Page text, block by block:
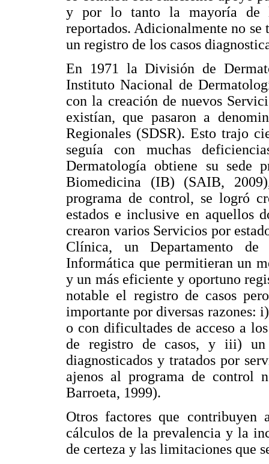
y por lo tanto la mayoría de
reportados. Adicionalmente no
un registro de los casos
En 1971 la División de
Instituto Nacional de
con la creación de nuevos
existían, que pasaron a
Regionales (SDSR). Esto trajo
seguía con muchas
Dermatología obtiene su sede
Biomedicina (IB) (SAIB,
programa de control, se logró
estados e inclusive en aquellos
crearon varios Servicios por
Clínica, un Departamento
Informática que permitieran un
y un más eficiente y oportuno
notable el registro de casos
importante por diversas razones:
o con dificultades de acceso a
de registro de casos, y iii) un
diagnosticados y tratados por
ajenos al programa de control
Barroeta, 1999).
Otros factores que
cálculos de la prevalencia y la
de certeza y las limitaciones que